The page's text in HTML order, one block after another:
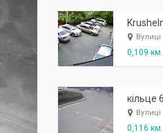
Вулиці
0,109 км.
Вулиці
0,116 км.